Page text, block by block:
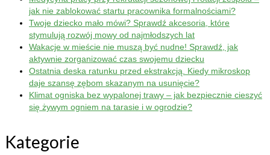
jak nie zablokować startu pracownika formalnościami?
Twoje dziecko mało mówi? Sprawdź akcesoria, które
stymulują rozwój mowy od najmłodszych lat
Wakacje w mieście nie muszą być nudne! Sprawdź, jak
aktywnie zorganizować czas swojemu dziecku
Ostatnia deska ratunku przed ekstrakcją. Kiedy mikroskop
daje szansę zębom skazanym na usunięcie?
Klimat ogniska bez wypalonej trawy – jak bezpiecznie cieszyć
się żywym ogniem na tarasie i w ogrodzie?
Kategorie